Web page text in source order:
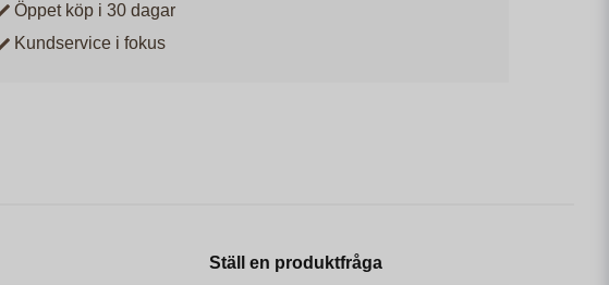
Öppet köp i 30 dagar
Kundservice i fokus
Ställ en produktfråga